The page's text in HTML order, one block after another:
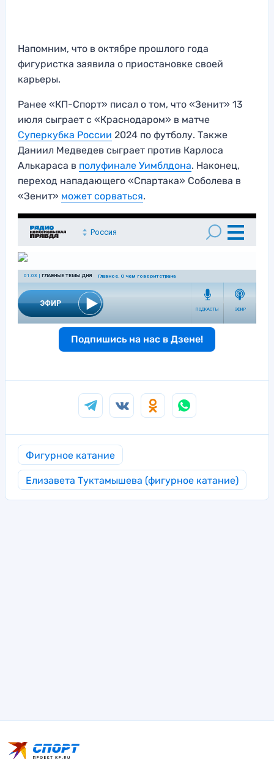
Напомним, что в октябре прошлого года
фигуристка заявила о приостановке своей
карьеры.
Ранее «КП-Спорт» писал о том, что «Зенит» 13
июля сыграет с «Краснодаром» в матче
Суперкубка России 2024 по футболу. Также
Даниил Медведев сыграет против Карлоса
Алькараса в полуфинале Уимблдона. Наконец,
переход нападающего «Спартака» Соболева в
«Зенит» может сорваться.
Подпишись на нас в Дзене!
Фигурное катание
Елизавета Туктамышева (фигурное катание)